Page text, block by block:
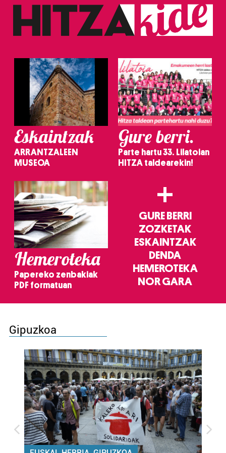
baliatzen gara. Ohar hau onartuz gero, teknologia hori
erabiltzeko baimen esplizitua ematen diguzu. Gehiago
irakurri
Eskaintzak
ARRANTZALEEN
MUSEOA
Gure berri.
Parte hartu 33. Lilatoian
HITZA taldearekin!
Hemeroteka
Papereko zenbakiak
PDF formatuan
+
GURE BERRI
ZOZKETAK
ESKAINTZAK
DENDA
HEMEROTEKA
NOR GARA
Gipuzkoa